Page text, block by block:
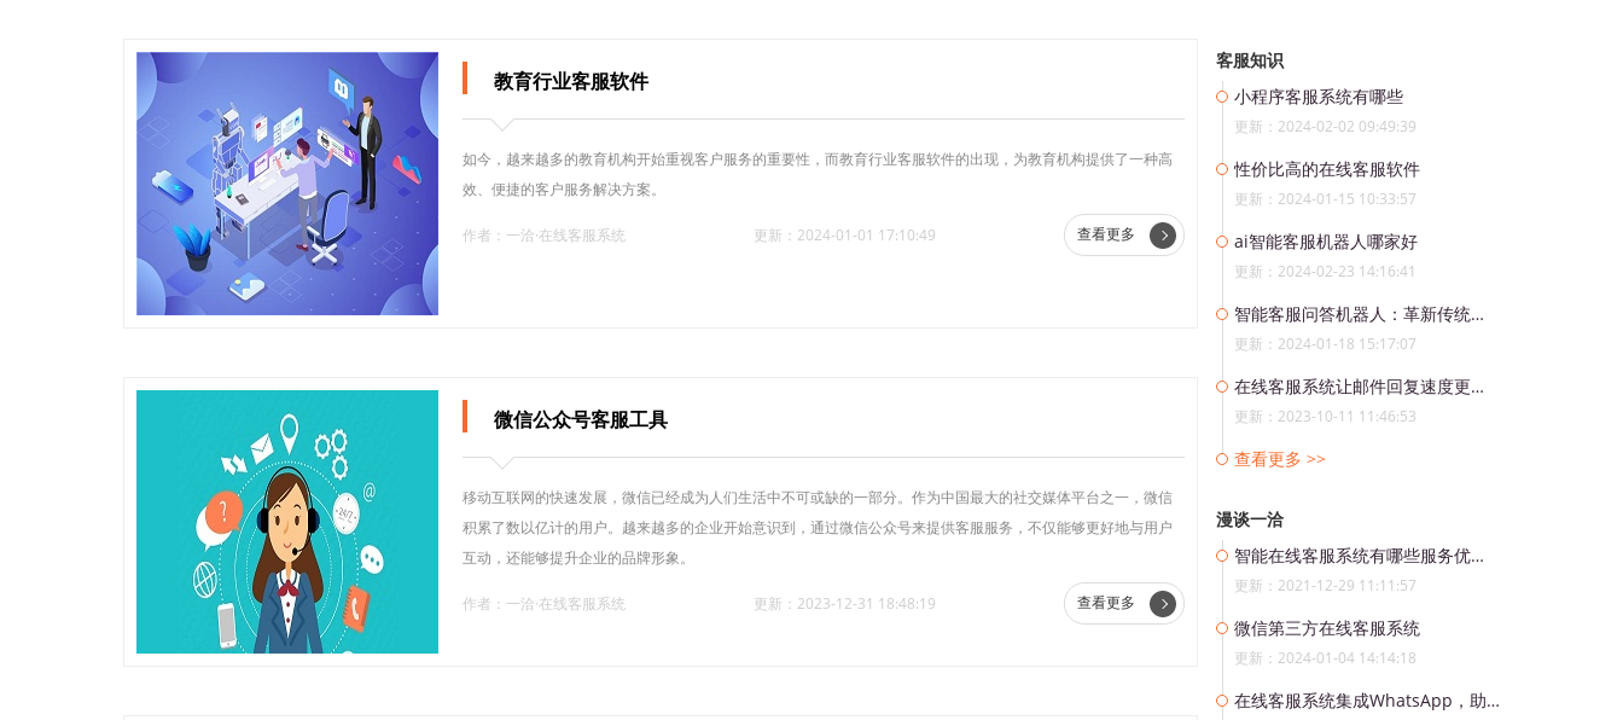
教育行业客服软件
如今，越来越多的教育机构开始重视客户服务的重要性，而教育行业客服软件的出现，为教育机构提供了一种高
效、便捷的客户服务解决方案。
作者：一洽·在线客服系统 更新：2024-01-01 17:10:49 查看更多
微信公众号客服工具
移动互联网的快速发展，微信已经成为人们生活中不可或缺的一部分。作为中国最大的社交媒体平台之一，微信
积累了数以亿计的用户。越来越多的企业开始意识到，通过微信公众号来提供客服服务，不仅能够更好地与用户
互动，还能够提升企业的品牌形象。
作者：一洽·在线客服系统 更新：2023-12-31 18:48:19 查看更多
客服知识
小程序客服系统有哪些
更新：2024-02-02 09:49:39
性价比高的在线客服软件
更新：2024-01-15 10:33:57
ai智能客服机器人哪家好
更新：2024-02-23 14:16:41
智能客服问答机器人：革新传统服务模式
更新：2024-01-18 15:17:07
在线客服系统让邮件回复速度更高效
更新：2023-10-11 11:46:53
查看更多 >>
漫谈一洽
智能在线客服系统有哪些服务优势？
更新：2021-12-29 11:11:57
微信第三方在线客服系统
更新：2024-01-04 14:14:18
在线客服系统集成WhatsApp，助力企业实现7*24小时全天候服务